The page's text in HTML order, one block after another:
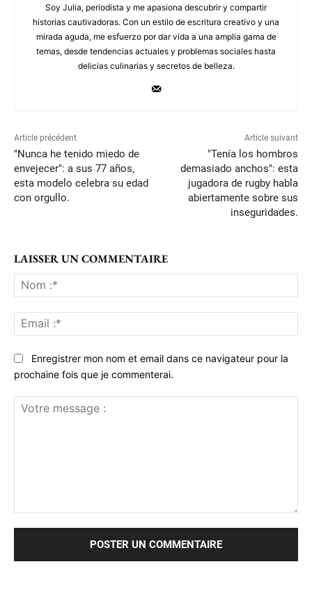
Soy Julia, periodista y me apasiona descubrir y compartir
historias cautivadoras. Con un estilo de escritura creativo y una
mirada aguda, me esfuerzo por dar vida a una amplia gama de
temas, desde tendencias actuales y problemas sociales hasta
delicias culinarias y secretos de belleza.
Article précédent
"Nunca he tenido miedo de
envejecer": a sus 77 años,
esta modelo celebra su edad
con orgullo.
Article suivant
"Tenía los hombros
demasiado anchos": esta
jugadora de rugby habla
abiertamente sobre sus
inseguridades.
LAISSER UN COMMENTAIRE
:*
:*
Enregistrer mon nom et email dans ce navigateur pour la
prochaine fois que je commenterai.